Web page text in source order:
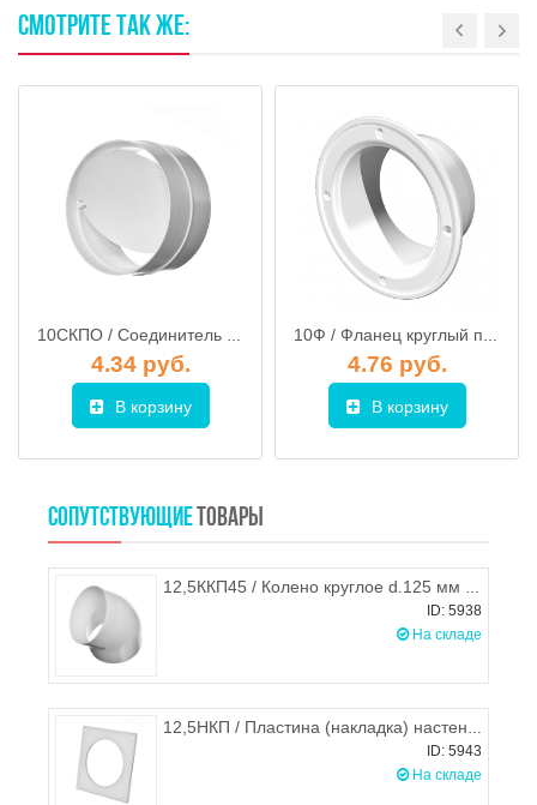
СМОТРИТЕ ТАКЖЕ:
10СКПО / Соединитель с обратным клапаном круглого канала d.100
4.34 руб.
В корзину
10Ф / Фланец круглый пластиковый d.100 ЭРА
4.76 руб.
В корзину
СОПУТСТВУЮЩИЕ ТОВАРЫ
12,5ККП45 / Колено круглое d.125 мм 45°, ЭРА
ID: 5938
На складе
12,5НКП / Пластина (накладка) настенная для круглых каналов d.125, ЭРА
ID: 5943
На складе